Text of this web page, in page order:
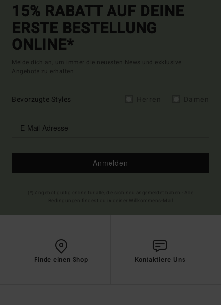
15% RABATT AUF DEINE
ERSTE BESTELLUNG
ONLINE*
Melde dich an, um immer die neuesten News und exklusive
Angebote zu erhalten.
Bevorzugte Styles
Anmelden
Finde einen Shop Kontaktiere Uns